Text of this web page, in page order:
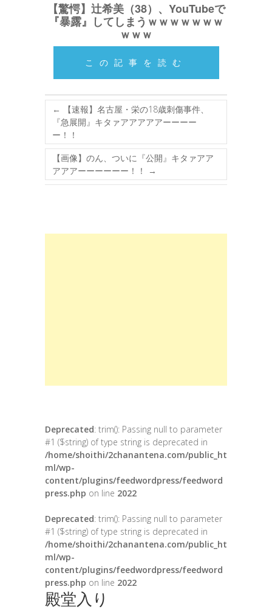
【驚愕】辻希美（38）、YouTubeで
『暴露』してしまうｗｗｗｗｗｗｗ
ｗｗｗ
この記事を読む
←
【速報】名古屋・栄の18歳刺傷事件、
『急展開』キタァアアアアアーーーー
ー！！
【画像】のん、ついに『公開』キタァアア
アアアーーーーーー！！
→
Deprecated: trim(): Passing null to parameter
#1 ($string) of type string is deprecated in
/home/shoithi/2chanantena.com/public_ht
ml/wp-
content/plugins/feedwordpress/feedword
press.php on line 2022
Deprecated: trim(): Passing null to parameter
#1 ($string) of type string is deprecated in
/home/shoithi/2chanantena.com/public_ht
ml/wp-
content/plugins/feedwordpress/feedword
press.php on line 2022
殿堂入り